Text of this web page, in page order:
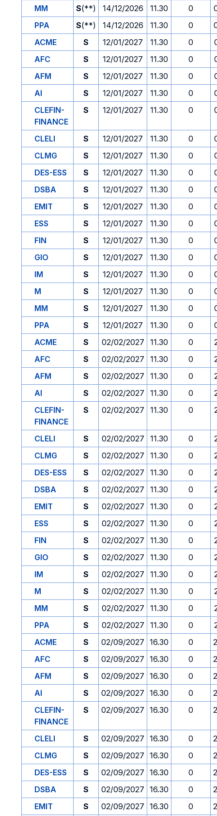
MM
S(**) 14/12/2026 11.30 0
PPA
S(**) 14/12/2026 11.30 0
ACME
S 12/01/2027 11.30 0
AFC
S 12/01/2027 11.30 0
AFM
S 12/01/2027 11.30 0
AI
S 12/01/2027 11.30 0
CLEFIN-
FINANCE
S 12/01/2027 11.30 0
CLELI S 12/01/2027 11.30 0
CLMG
S 12/01/2027 11.30 0
DES-ESS
S 12/01/2027 11.30 0
DSBA
S 12/01/2027 11.30 0
EMIT
S 12/01/2027 11.30 0
ESS
S 12/01/2027 11.30 0
FIN
S 12/01/2027 11.30 0
GIO
S 12/01/2027 11.30 0
IM
S 12/01/2027 11.30 0
M
S 12/01/2027 11.30 0
MM
S 12/01/2027 11.30 0
PPA
S 12/01/2027 11.30 0
ACME
S 02/02/2027 11.30 0
AFC
S 02/02/2027 11.30 0
AFM
S 02/02/2027 11.30 0
AI
S 02/02/2027 11.30 0
CLEFIN-
FINANCE
S 02/02/2027 11.30 0
CLELI S 02/02/2027 11.30 0
CLMG
S 02/02/2027 11.30 0
DES-ESS
S 02/02/2027 11.30 0
DSBA
S 02/02/2027 11.30 0
EMIT
S 02/02/2027 11.30 0
ESS
S 02/02/2027 11.30 0
FIN
S 02/02/2027 11.30 0
GIO
S 02/02/2027 11.30 0
IM
S 02/02/2027 11.30 0
M
S 02/02/2027 11.30 0
MM
S 02/02/2027 11.30 0
PPA
S 02/02/2027 11.30 0
ACME
S 02/09/2027 16.30 0
AFC
S 02/09/2027 16.30 0
AFM
S 02/09/2027 16.30 0
AI
S 02/09/2027 16.30 0
CLEFIN-
FINANCE
S 02/09/2027 16.30 0
CLELI S 02/09/2027 16.30 0
CLMG
S 02/09/2027 16.30 0
DES-ESS
S 02/09/2027 16.30 0
DSBA
S 02/09/2027 16.30 0
EMIT
S 02/09/2027 16.30 0